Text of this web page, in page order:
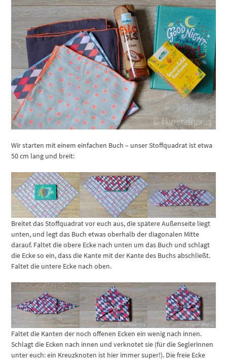
Wir starten mit einem einfachen Buch – unser Stoffquadrat ist etwa
50 cm lang und breit:
Breitet das Stoffquadrat vor euch aus, die spätere Außenseite liegt
unten, und legt das Buch etwas oberhalb der diagonalen Mitte
darauf. Faltet die obere Ecke nach unten um das Buch und schlagt
die Ecke so ein, dass die Kante mit der Kante des Buchs abschließt.
Faltet die untere Ecke nach oben.
Faltet die Kanten der noch offenen Ecken ein wenig nach innen.
Schlagt die Ecken nach innen und verknotet sie (für die Seglerinnen
unter euch: ein Kreuzknoten ist hier immer super!). Die freie Ecke